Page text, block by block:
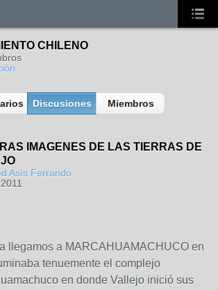
CHILENO
Discusiones Miembros
IMAGENES DE LAS TIERRAS DE
Asís Ferrando
llegamos a MARCAHUAMACHUCO en
tenuemente el complejo
en donde Vallejo inició sus